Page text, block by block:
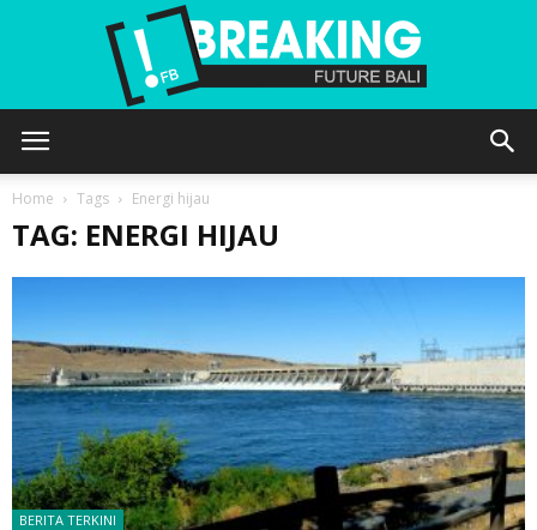
Home Tags Energi hijau
TAG: ENERGI HIJAU
BERITA TERKINI